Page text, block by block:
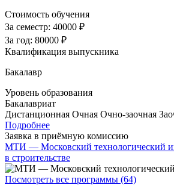
Стоимость обучения
За семестр: 40000 ₽
За год: 80000 ₽
Квалификация выпускника
Бакалавр
Уровень образования
Бакалавриат
Дистанционная Очная Очно-заочная
Подробнее
Заявка в приёмную комиссию
МТИ — Московский технологический
в строительстве
Посмотреть все программы (64)